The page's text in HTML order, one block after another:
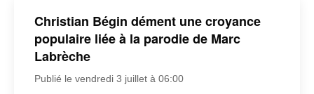
Christian Bégin dément une croyance
populaire liée à la parodie de Marc
Labrèche
Publié le vendredi 3 juillet à 06:00